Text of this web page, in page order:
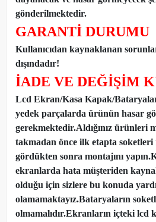
gönderilmektedir.
GARANTİ DURUMU
Kullanıcıdan kaynaklanan
dışındadır!
İADE VE DEĞİŞİM
Lcd Ekran/Kasa Kapak/Bataryalar
yedek parçalarda ürünün hasar
gerekmektedir.Aldığınız ürünleri
takmadan önce ilk etapta soketleri
gördükten sonra montajını
ekranlarda hata müşteriden
olduğu için sizlere bu konuda
olamamaktayız.Bataryaların
olmamalıdır.Ekranların içteki lcd